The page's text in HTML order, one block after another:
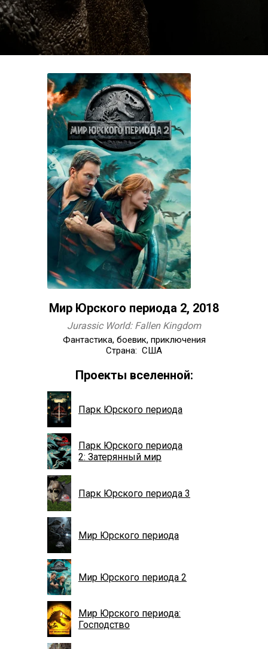
Мир Юрского периода 2, 2018
Jurassic World: Fallen Kingdom
Фантастика, боевик, приключения
Страна: США
Проекты вселенной:
Парк Юрского периода
Парк Юрского периода
2: Затерянный мир
Парк Юрского периода 3
Мир Юрского периода
Мир Юрского периода 2
Мир Юрского периода:
Господство